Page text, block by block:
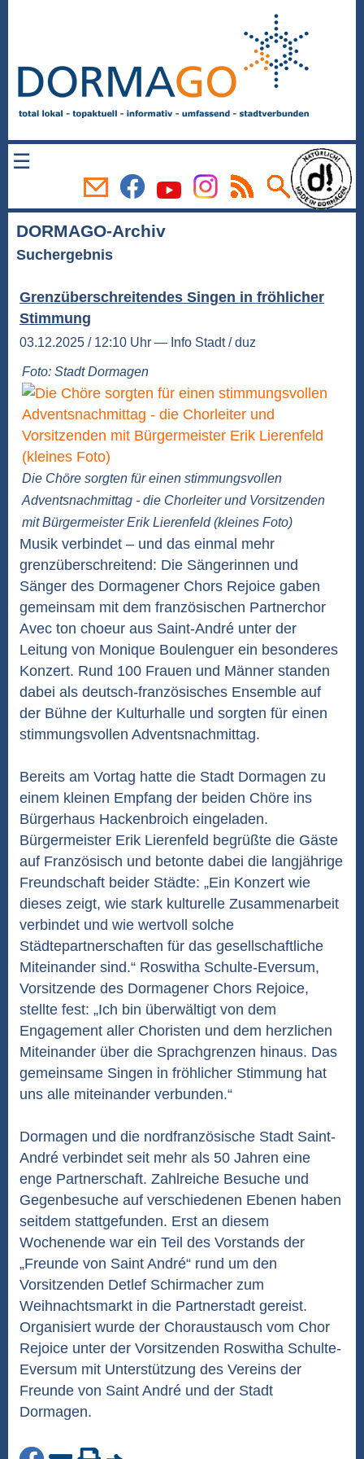
☰
DORMAGO-Archiv
Suchergebnis
Grenzüberschreitendes Singen in fröhlicher
Stimmung
03.12.2025 / 12:10 Uhr — Info Stadt / duz
Foto: Stadt Dormagen
Die Chöre sorgten für einen stimmungsvollen
Adventsnachmittag - die Chorleiter und Vorsitzenden
mit Bürgermeister Erik Lierenfeld (kleines Foto)
Musik verbindet – und das einmal mehr
grenzüberschreitend: Die Sängerinnen und
Sänger des Dormagener Chors Rejoice gaben
gemeinsam mit dem französischen Partnerchor
Avec ton choeur aus Saint-André unter der
Leitung von Monique Boulenguer ein besonderes
Konzert. Rund 100 Frauen und Männer standen
dabei als deutsch-französisches Ensemble auf
der Bühne der Kulturhalle und sorgten für einen
stimmungsvollen Adventsnachmittag.
Bereits am Vortag hatte die Stadt Dormagen zu
einem kleinen Empfang der beiden Chöre ins
Bürgerhaus Hackenbroich eingeladen.
Bürgermeister Erik Lierenfeld begrüßte die Gäste
auf Französisch und betonte dabei die langjährige
Freundschaft beider Städte: „Ein Konzert wie
dieses zeigt, wie stark kulturelle Zusammenarbeit
verbindet und wie wertvoll solche
Städtepartnerschaften für das gesellschaftliche
Miteinander sind.“ Roswitha Schulte-Eversum,
Vorsitzende des Dormagener Chors Rejoice,
stellte fest: „Ich bin überwältigt von dem
Engagement aller Choristen und dem herzlichen
Miteinander über die Sprachgrenzen hinaus. Das
gemeinsame Singen in fröhlicher Stimmung hat
uns alle miteinander verbunden.“
Dormagen und die nordfranzösische Stadt Saint-
André verbindet seit mehr als 50 Jahren eine
enge Partnerschaft. Zahlreiche Besuche und
Gegenbesuche auf verschiedenen Ebenen haben
seitdem stattgefunden. Erst an diesem
Wochenende war ein Teil des Vorstands der
„Freunde von Saint André“ rund um den
Vorsitzenden Detlef Schirmacher zum
Weihnachtsmarkt in die Partnerstadt gereist.
Organisiert wurde der Choraustausch vom Chor
Rejoice unter der Vorsitzenden Roswitha Schulte-
Eversum mit Unterstützung des Vereins der
Freunde von Saint André und der Stadt
Dormagen.